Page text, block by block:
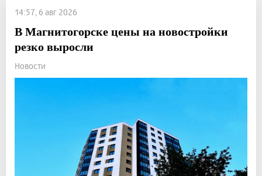
14:57, 6 авг 2026
В Магнитогорске цены на новостройки
резко выросли
Новости